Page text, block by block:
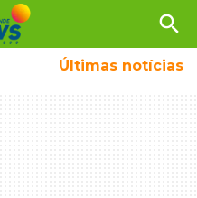
search
Últimas notícias